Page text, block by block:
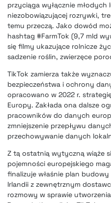
przyciąga wyłącznie młodych
niezobowiązującej rozrywki,
temu przeczą. Jako dowód
hashtag #FarmTok (9,7 mld
się filmy ukazujące rolnicze
sadzenie roślin, zwierzęce
TikTok zamierza także
bezpieczeństwa i ochrony
opracowano w 2022 r.
Europy. Zakłada ona dalsze
pracowników do danych
zmniejszenie przepływu
przechowywanie danych
Z tą ostatnią wytyczną wiąże
pojemności europejskiego
finalizuje właśnie plan
Irlandii z zewnętrznym
rozmowy w sprawie